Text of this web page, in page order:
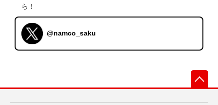
ら！
@namco_saku